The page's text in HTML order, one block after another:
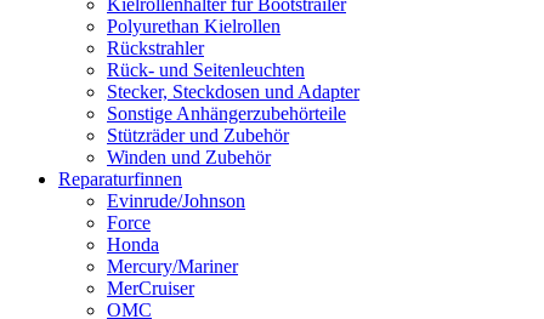
Kielrollenhalter für Bootstrailer
Polyurethan Kielrollen
Rückstrahler
Rück- und Seitenleuchten
Stecker, Steckdosen und Adapter
Sonstige Anhängerzubehörteile
Stützräder und Zubehör
Winden und Zubehör
Reparaturfinnen
Evinrude/Johnson
Force
Honda
Mercury/Mariner
MerCruiser
OMC